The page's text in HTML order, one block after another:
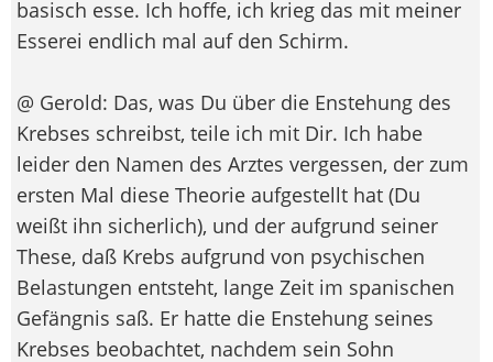
basisch esse. Ich hoffe, ich krieg das mit meiner
Esserei endlich mal auf den Schirm.
@ Gerold: Das, was Du über die Enstehung des
Krebses schreibst, teile ich mit Dir. Ich habe
leider den Namen des Arztes vergessen, der zum
ersten Mal diese Theorie aufgestellt hat (Du
weißt ihn sicherlich), und der aufgrund seiner
These, daß Krebs aufgrund von psychischen
Belastungen entsteht, lange Zeit im spanischen
Gefängnis saß. Er hatte die Enstehung seines
Krebses beobachtet, nachdem sein Sohn